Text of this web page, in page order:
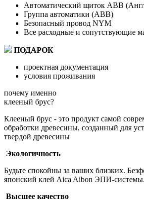
Автоматический щиток ABB
Группа автоматики (ABB)
Безопасный провод NYM
Все расходные и сопутствующие
ПОДАРОК
проектная документация
условия проживания
почему именно
клееный брус?
Клееный брус - это продукт самой
обработки древесины, созданный для
твердой древесины
Экологичность
Будьте спокойны за ваших близких.
японский клей Aica Aibon ЭПИ-системы.
Высшее качество